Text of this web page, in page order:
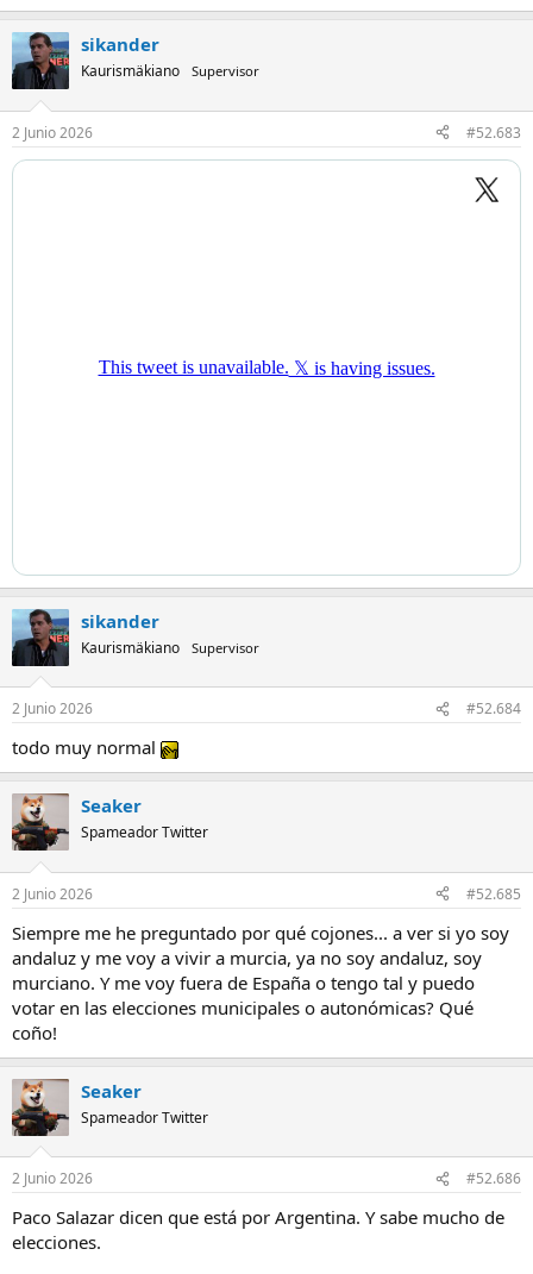
sikander
Kaurismäkiano Supervisor
2 Junio 2026 #52.683
sikander
Kaurismäkiano Supervisor
2 Junio 2026 #52.684
todo muy normal
Seaker
Spameador Twitter
2 Junio 2026 #52.685
Siempre me he preguntado por qué cojones... a ver si yo soy
andaluz y me voy a vivir a murcia, ya no soy andaluz, soy
murciano. Y me voy fuera de España o tengo tal y puedo
votar en las elecciones municipales o autonómicas? Qué
coño!
Seaker
Spameador Twitter
2 Junio 2026 #52.686
Paco Salazar dicen que está por Argentina. Y sabe mucho de
elecciones.